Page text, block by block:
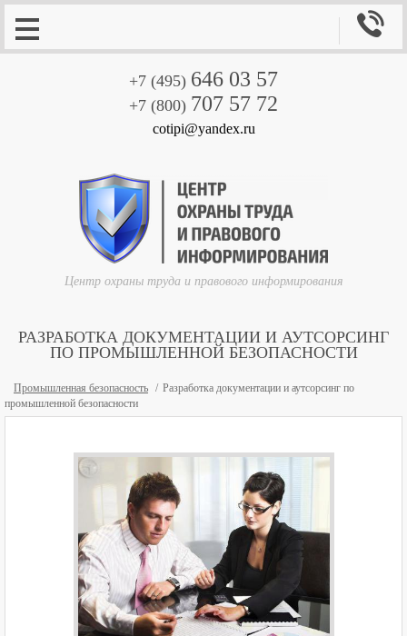
+7 (495) 646 03 57
+7 (800) 707 57 72
cotipi@yandex.ru
Центр охраны труда и правового информирования

РАЗРАБОТКА ДОКУМЕНТАЦИИ И АУТСОРСИНГ
ПО ПРОМЫШЛЕННОЙ БЕЗОПАСНОСТИ
Промышленная безопасность
Разработка документации и аутсорсинг по
промышленной безопасности